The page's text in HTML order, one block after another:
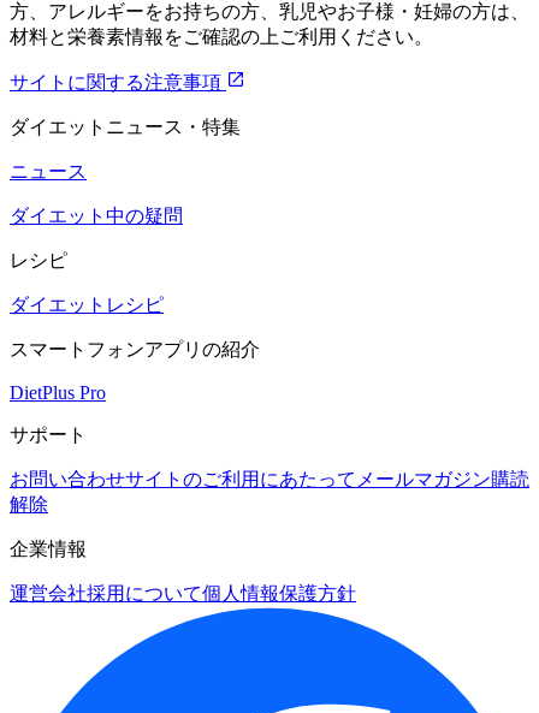
方、アレルギーをお持ちの方、乳児やお子様・妊婦の方は、
材料と栄養素情報をご確認の上ご利用ください。
サイトに関する注意事項
ダイエットニュース・特集
ニュース
ダイエット中の疑問
レシピ
ダイエットレシピ
スマートフォンアプリの紹介
DietPlus Pro
サポート
お問い合わせサイトのご利用にあたって メールマガジン購読
解除
企業情報
運営会社採用について個人情報保護方針